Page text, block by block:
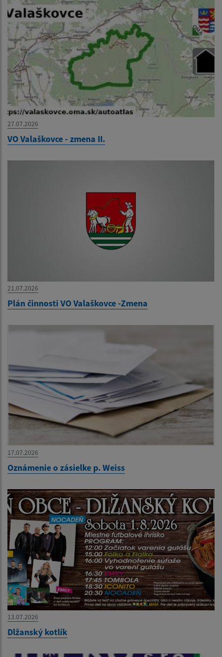
27.07.2026
VO Valaškovce - zmena II.
21.07.2026
Plán činnosti VO Valaškovce -Zmena
17.07.2026
Oznámenie o zásielke p. Weiss
13.07.2026
Dlžanský kotlík